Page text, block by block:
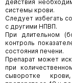
действия
системы крови.
Следует избегать
с другими НПВП.
При длительном
контроль
состояния печени.
Препарат может
при
сыворотке